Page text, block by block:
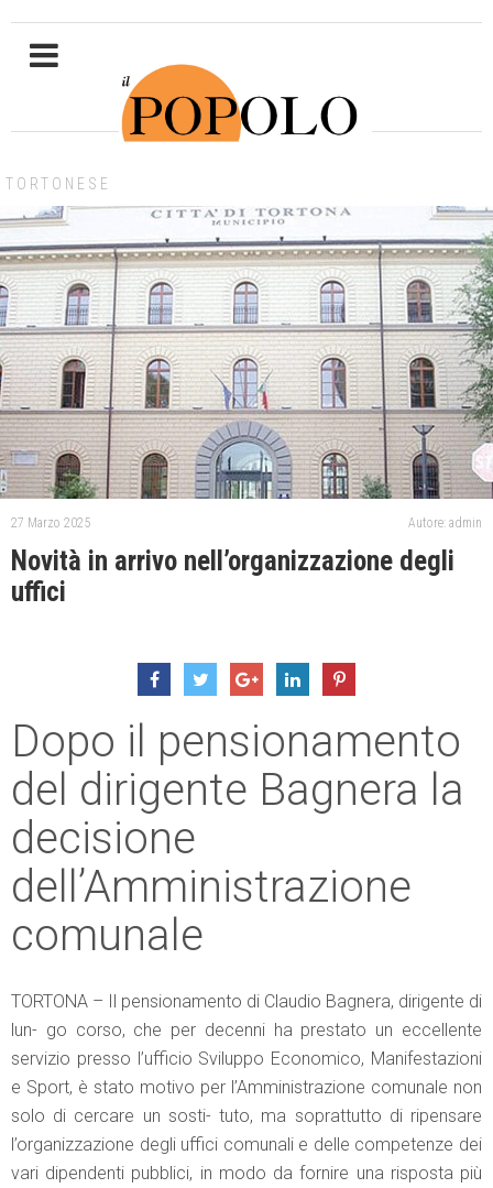
TORTONESE
27 Marzo 2025 Autore: admin
Novità in arrivo nell’organizzazione degli
uffici
Dopo il pensionamento
del dirigente Bagnera la
decisione
dell’Amministrazione
comunale
TORTONA – Il pensionamento di Claudio Bagnera, dirigente di
lun- go corso, che per decenni ha prestato un eccellente
servizio presso l’ufficio Sviluppo Economico, Manifestazioni
e Sport, è stato motivo per l’Amministrazione comunale non
solo di cercare un sosti- tuto, ma soprattutto di ripensare
l’organizzazione degli uffici comunali e delle competenze dei
vari dipendenti pubblici, in modo da fornire una risposta più